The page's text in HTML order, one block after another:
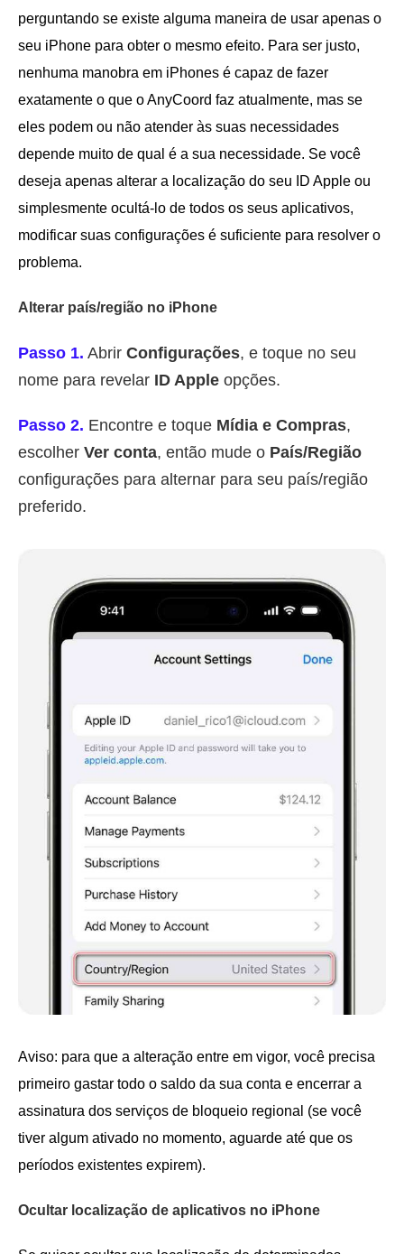
perguntando se existe alguma maneira de usar apenas o
seu iPhone para obter o mesmo efeito. Para ser justo,
nenhuma manobra em iPhones é capaz de fazer
exatamente o que o AnyCoord faz atualmente, mas se
eles podem ou não atender às suas necessidades
depende muito de qual é a sua necessidade. Se você
deseja apenas alterar a localização do seu ID Apple ou
simplesmente ocultá-lo de todos os seus aplicativos,
modificar suas configurações é suficiente para resolver o
problema.
Alterar país/região no iPhone
Passo 1. Abrir Configurações, e toque no seu
nome para revelar ID Apple opções.
Passo 2. Encontre e toque Mídia e Compras,
escolher Ver conta, então mude o País/Região
configurações para alternar para seu país/região
preferido.
Aviso: para que a alteração entre em vigor, você precisa
primeiro gastar todo o saldo da sua conta e encerrar a
assinatura dos serviços de bloqueio regional (se você
tiver algum ativado no momento, aguarde até que os
períodos existentes expirem).
Ocultar localização de aplicativos no iPhone